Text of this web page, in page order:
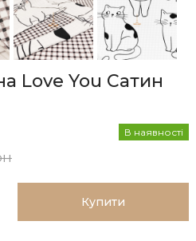
Love You Сатин
В наявності
Купити